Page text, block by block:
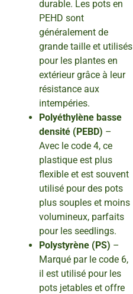
durable. Les pots en
PEHD sont
généralement de
grande taille et utilisés
pour les plantes en
extérieur grâce à leur
résistance aux
intempéries.
Polyéthylène basse
densité (PEBD) –
Avec le code 4, ce
plastique est plus
flexible et est souvent
utilisé pour des pots
plus souples et moins
volumineux, parfaits
pour les seedlings.
Polystyrène (PS) –
Marqué par le code 6,
il est utilisé pour les
pots jetables et offre